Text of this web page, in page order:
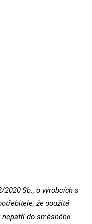
2020 Sb., o výrobcích s
že použitá
do směsného